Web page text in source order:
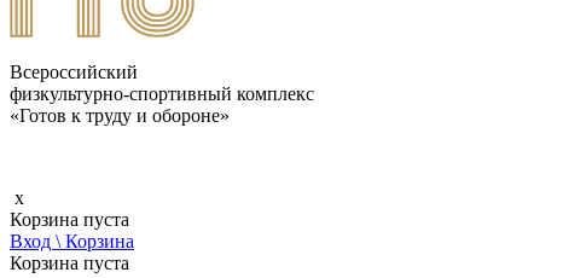
Всероссийский
физкультурно-спортивный комплекс
«Готов к труду и обороне»
x
Корзина пуста
Вход \ Корзина
Корзина пуста